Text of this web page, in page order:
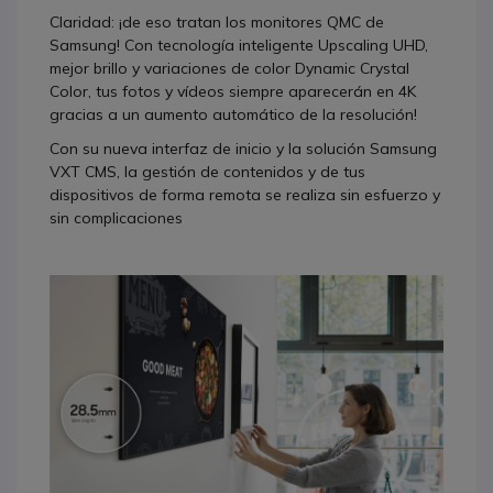
Claridad: ¡de eso tratan los monitores QMC de
Samsung! Con tecnología inteligente Upscaling UHD,
mejor brillo y variaciones de color Dynamic Crystal
Color, tus fotos y vídeos siempre aparecerán en 4K
gracias a un aumento automático de la resolución!
Con su nueva interfaz de inicio y la solución Samsung
VXT CMS, la gestión de contenidos y de tus
dispositivos de forma remota se realiza sin esfuerzo y
sin complicaciones